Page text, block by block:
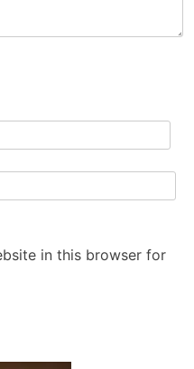
in this browser for